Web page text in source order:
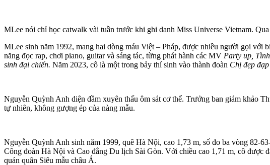
MLee nói chỉ học catwalk vài tuần trước khi ghi danh Miss Universe Vietnam.
MLee sinh năm 1992, mang hai dòng máu Việt – Pháp, được nhiều người gọi với
năng đọc rap, chơi piano, guitar và sáng tác, từng phát hành các MV Party up,
sinh đại chiến. Năm 2023, cô là một trong bảy thí sinh vào thành đoàn Chị đẹp
Nguyễn Quỳnh Anh diện đầm xuyên thấu ôm sát cơ thể. Trưởng ban giám khảo
tự nhiên, không gượng ép của nàng mẫu.
Nguyễn Quỳnh Anh sinh năm 1999, quê Hà Nội, cao 1,73 m, số đo ba vòng 82-
Công đoàn Hà Nội và Cao đẳng Du lịch Sài Gòn. Với chiều cao 1,71 m, cô được
quán quân Siêu mẫu châu Á.